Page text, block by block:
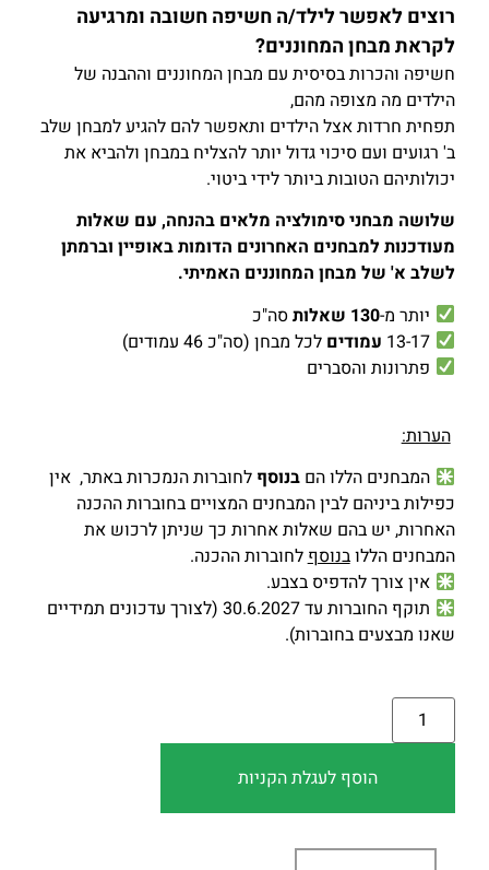
רוצים לאפשר לילד/ה חשיפה חשובה ומרגיעה
לקראת מבחן המחוננים?
חשיפה והכרות בסיסית עם מבחן המחוננים וההבנה של
הילדים מה מצופה מהם,
תפחית חרדות אצל הילדים ותאפשר להם להגיע למבחן שלב
ב' רגועים ועם סיכוי גדול יותר להצליח במבחן ולהביא את
יכולותיהם הטובות ביותר לידי ביטוי.
שלושה מבחני סימולציה מלאיםבהנחה, עם שאלות
מעודכנות למבחנים האחרונים הדומות באופיין וברמתן
לשלב א' של מבחן המחוננים האמיתי.
יותר מ-130 שאלות
סה"כ
13-17
עמודיםלכל מבחן (סה"כ 46 עמודים)
פתרונות והסברים
הערות:
המבחנים הללו הםבנוסףלחוברות הנמכרות באתר,אין
כפילות ביניהם לבין המבחנים המצויים בחוברות ההכנה
האחרות, יש בהם שאלות אחרות כך שניתן לרכוש את
המבחנים הללובנוסףלחוברות ההכנה.
אין צורך להדפיס בצבע.
תוקף החוברות עד 30.6.2027 (לצורך עדכונים תמידיים
שאנו מבצעים בחוברות).
הוסף לעגלת הקניות